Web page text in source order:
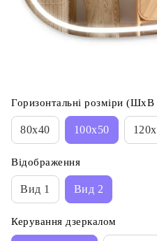
Горизонтальні розміри
80х40 100х50
Відображення
Вид 1 Вид 2
Керування дзеркалом